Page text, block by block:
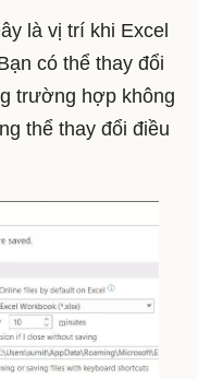
là vị trí khi Excel
có thể thay đổi
trường hợp không
thể thay đổi điều